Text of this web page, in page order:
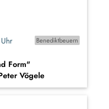
Benediktbeuern
Form"
Vögele